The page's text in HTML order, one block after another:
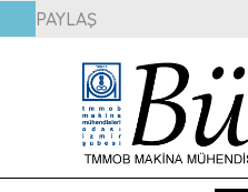
PAYLAŞ